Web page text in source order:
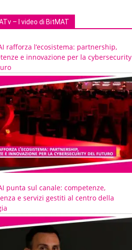
– I video di BitMAT
rafforza l’ecosistema: partnership,
e innovazione per la cybersecurity
punta sul canale: competenze,
e servizi gestiti al centro della